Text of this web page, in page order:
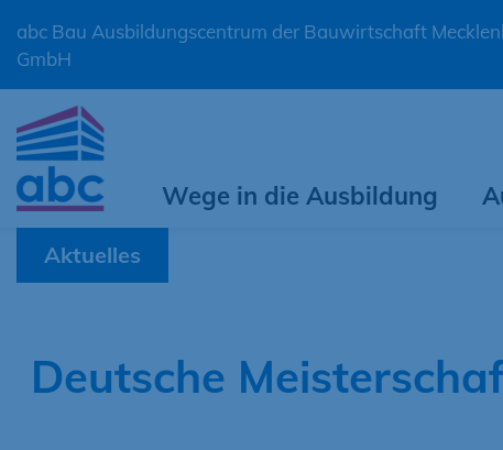
abc Bau Ausbildungscentrum der Bauwirtschaft
GmbH
Wege in die Ausbildung
Aktuelles
Deutsche